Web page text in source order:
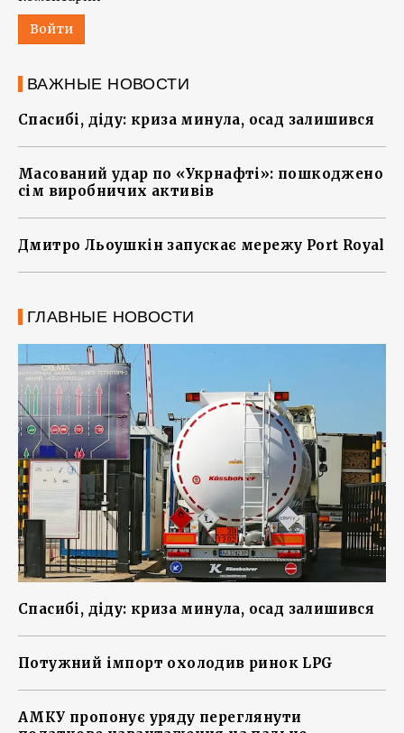
Войти
ВАЖНЫЕ НОВОСТИ
Спасибі, діду: криза минула, осад залишився
Масований удар по «Укрнафті»: пошкоджено
сім виробничих активів
Дмитро Льоушкін запускає мережу Port Royal
ГЛАВНЫЕ НОВОСТИ
Спасибі, діду: криза минула, осад залишився
Потужний імпорт охолодив ринок LPG
АМКУ пропонує уряду переглянути